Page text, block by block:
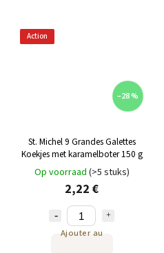
Action
–28 %
St. Michel 9 Grandes Galettes
Koekjes met karamelboter 150 g
Op voorraad (>5 stuks)
2,22 €
Ajouter au